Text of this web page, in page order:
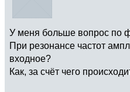
У меня больше вопрос по
При резонансе частот
входное?
Как, за счёт чего